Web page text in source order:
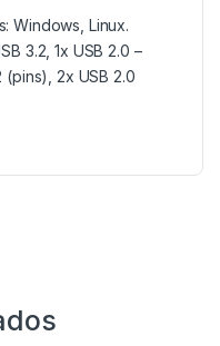
Windows, Linux.
3.2, 1x USB 2.0 –
(pins), 2x USB 2.0